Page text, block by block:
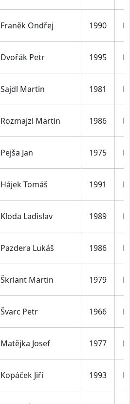
Franěk Ondřej 1990 M
Dvořák Petr 1995 M
Sajdl Martin 1981 M
Rozmajzl Martin 1986 M
Pejša Jan 1975 M
Hájek Tomáš 1991 M
Kloda Ladislav 1989 M
Pazdera Lukáš 1986 M
Škrlant Martin 1979 M
Švarc Petr 1966 M
Matějka Josef 1977 M
Kopáček Jiří 1993 M